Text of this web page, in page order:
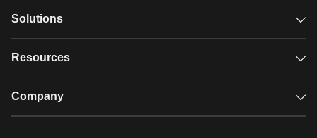
Overview
Glossary
Solutions
GDPR video hosting
Resources
Case studies
Company